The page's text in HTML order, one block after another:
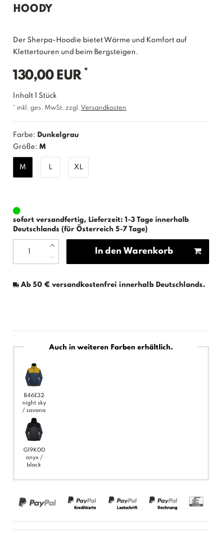
HOODY
Der Sherpa-Hoodie bietet Wärme und Komfort auf
Klettertouren und beim Bergsteigen.
130,00 EUR *
Inhalt1Stück
* inkl. ges. MwSt. zzgl. Versandkosten
Farbe: Dunkelgrau
Größe: M
M L XL
sofort versandfertig, Lieferzeit: 1-3 Tage innerhalb
Deutschlands (für Österreich 5-7 Tage)
In den Warenkorb
Ab 50 € versandkostenfrei innerhalb Deutschlands.
Auch in weiteren Farben erhältlich.
B46E32
night sky
/ savana
G19K00
onyx /
black